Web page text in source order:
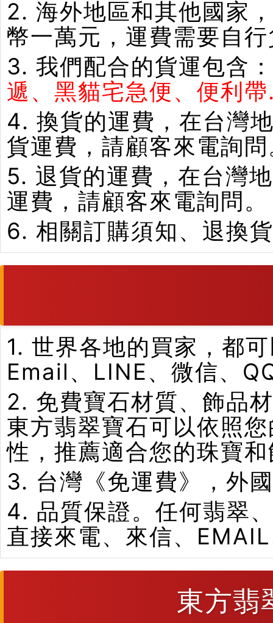
2. 海外地區和其他國家
幣一萬元，運費需要自
3. 我們配合的貨運包含：
遞、黑貓宅急便、便利
4. 換貨的運費，在台灣
貨運費，請顧客來電詢
5. 退貨的運費，在台灣
運費，請顧客來電詢問。
6. 相關訂購須知、退換
1. 世界各地的買家，都
Email、LINE、微信、
2. 免費寶石材質、飾品
東方翡翠寶石可以依照
性，推薦適合您的珠寶
3. 台灣《免運費》，外
4. 品質保證。任何翡翠
直接來電、來信、
東方翡